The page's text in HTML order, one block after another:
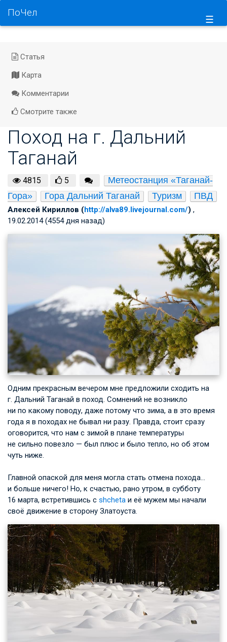
☰
ПоЧел
Статья
Карта
Комментарии
Смотрите также
Поход на г. Дальний
Таганай
4815 5
Метеостанция «Таганай-
Гора»
Гора Дальний Таганай Туризм ПВД
Алексей Кириллов (http://alva89.livejournal.com/) ,
19.02.2014 (4554 дня назад)
Одним прекрасным вечером мне предложили сходить на
г. Дальний Таганай в поход. Сомнений не возникло
ни по какому поводу, даже потому что зима, а в это время
года я в походах не бывал ни разу. Правда, стоит сразу
оговорится, что нам с зимой в плане температуры
не сильно повезло — был плюс и было тепло, но об этом
чуть ниже.
Главной опаской для меня могла стать отмена похода…
и больше ничего! Но, к счастью, рано утром, в субботу
16 марта, встретившись с shcheta и её мужем мы начали
своё движение в сторону Златоуста.